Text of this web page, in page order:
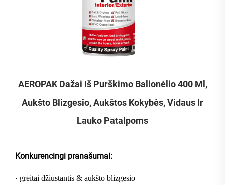
AEROPAK Dažai Iš Purškimo Balionėlio 400 Ml,
Aukšto Blizgesio, Aukštos Kokybės, Vidaus Ir
Lauko Patalpoms
Konkurencingi pranašumai:
· greitai džiūstantis & aukšto blizgesio